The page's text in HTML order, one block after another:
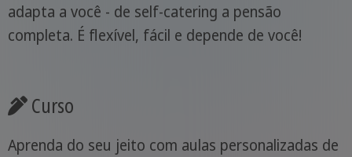
adapta a você - de self-catering a pensão
completa. É flexível, fácil e depende de você!
Curso
Aprenda do seu jeito com aulas personalizadas de